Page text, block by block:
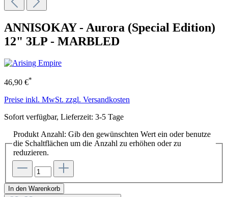
ANNISOKAY - Aurora (Special Edition)
12" 3LP - MARBLED
46,90 €*
Preise inkl. MwSt. zzgl. Versandkosten
Sofort verfügbar, Lieferzeit: 3-5 Tage
Produkt Anzahl: Gib den gewünschten Wert ein oder benutze
die Schaltflächen um die Anzahl zu erhöhen oder zu
reduzieren.
In den Warenkorb